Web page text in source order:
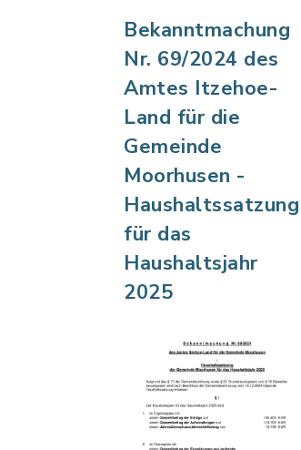
Bekanntmachung
Nr. 69/2024 des
Amtes Itzehoe-
Land für die
Gemeinde
Moorhusen -
Haushaltssatzung
für das
Haushaltsjahr
2025